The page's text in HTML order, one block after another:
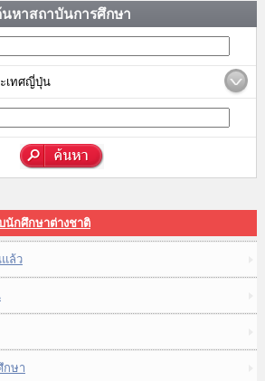
หาสถาบันการศึกษา
เทศญี่ปุ่น
นักศึกษาต่างชาติ
ล้ว
กษา